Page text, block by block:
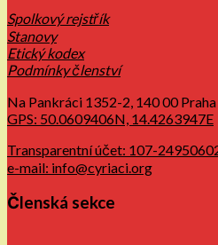
Spolkový rejstřík
Stanovy
Etický kodex
Podmínky členství
Na Pankráci 1352-2, 140 00
GPS: 50.0609406N, 14.4263947E
Transparentní účet: 107-
e-mail: info@cyriaci.org
Členská sekce